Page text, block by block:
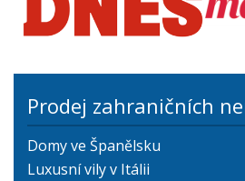
Prodej zahraničních
Domy ve Španělsku
Luxusní vily v Itálii